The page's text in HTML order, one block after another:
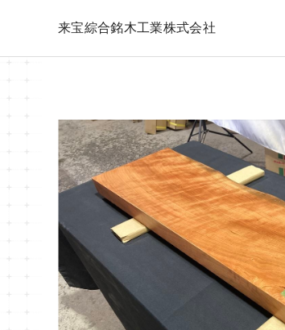
来宝綜合銘木工業株式会社